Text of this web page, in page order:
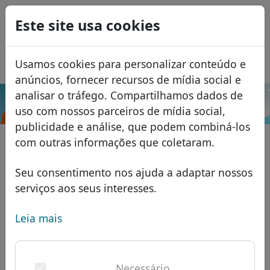
Este site usa cookies
Usamos cookies para personalizar conteúdo e
anúncios, fornecer recursos de mídia social e
analisar o tráfego. Compartilhamos dados de
uso com nossos parceiros de mídia social,
publicidade e análise, que podem combiná-los
com outras informações que coletaram.
Seu consentimento nos ajuda a adaptar nossos
serviços aos seus interesses.
Leia mais
Domínios
Banco de dados de domínios
domínios africanos
domínios asiáticos
domínios europeus
Lista de preços
Descontos
Transferir
Pesquisar
Serviços
FAQ
USD
EUR
GBP
Español
Français
Italiano
Română
Eesti
.com.cn Pesquisar